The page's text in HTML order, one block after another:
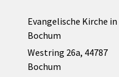
Evangelische Kirche in
Bochum
Westring 26a, 44787
Bochum